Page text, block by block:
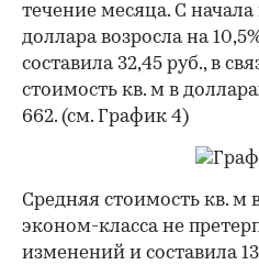
течение месяца. С
доллара возросла на
составила 32,45 руб., в
стоимость кв. м в
662. (см. График 4)
Средняя стоимость кв. м
эконом-класса не
изменений и составила